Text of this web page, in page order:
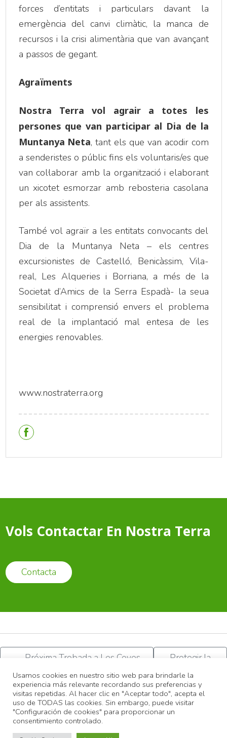
forces d’entitats i particulars davant la
emergència del canvi climàtic, la manca de
recursos i la crisi alimentària que van avançant
a passos de gegant.
Agraïments
Nostra Terra vol agrair a totes les
persones que van participar al Dia de la
Muntanya Neta, tant els que van acodir com
a senderistes o públic fins els voluntaris/es que
van col·laborar amb la organització i elaborant
un xicotet esmorzar amb rebosteria casolana
per als assistents.
També vol agraïr a les entitats convocants del
Dia de la Muntanya Neta – els centres
excursionistes de Castelló, Benicàssim, Vila-
real, Les Alqueries i Borriana, a més de la
Societat d’Amics de la Serra Espadà- la seua
sensibilitat i comprensió envers el problema
real de la implantació mal entesa de les
energies renovables.
www.nostraterra.org
Vols Contactar En Nostra Terra
Contacta
Próxima Trobada a Les Coves
de Vinromà dels Centres
Excursionistes de la Provincia
Protegir la
nostra terra no
és urgent?
© 2022Associació Nostra Terra |Diseño web Castellón
Usamos cookies en nuestro sitio web para brindarle la
experiencia más relevante recordando sus preferencias y
visitas repetidas. Al hacer clic en "Aceptar todo", acepta el
uso de TODAS las cookies. Sin embargo, puede visitar
"Configuración de cookies" para proporcionar un
consentimiento controlado.